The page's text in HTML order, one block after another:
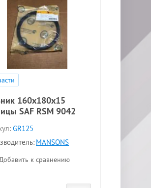
160x180x15
SAF RSM 9042
GR125
MANSONS
к сравнению